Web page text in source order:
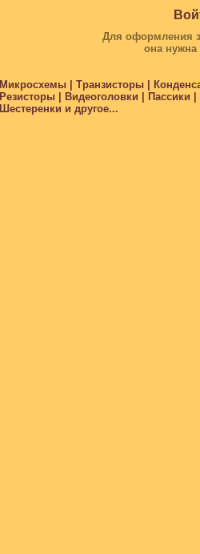
Для оформления
она
Микросхемы | Транзисторы |
Резисторы | Видеоголовки |
Шестеренки и другое...